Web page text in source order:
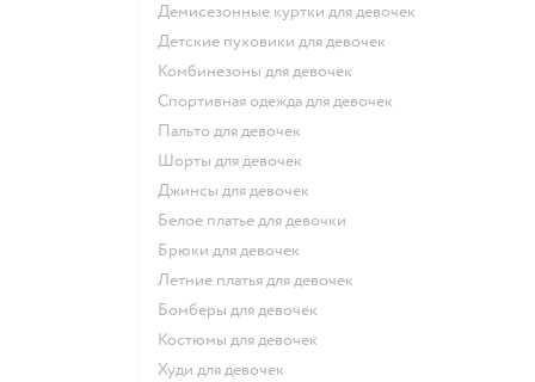
Демисезонные куртки для девочек
Детские пуховики для девочек
Комбинезоны для девочек
Спортивная одежда для девочек
Пальто для девочек
Шорты для девочек
Джинсы для девочек
Белое платье для девочки
Брюки для девочек
Летние платья для девочек
Бомберы для девочек
Костюмы для девочек
Худи для девочек